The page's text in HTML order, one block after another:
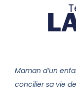
Maman d’un
concilier sa vie